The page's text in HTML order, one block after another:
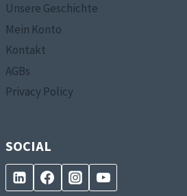
Unsere Geschichte
Mein Konto
Kontakt
AGBs
Privacy Policy
SOCIAL